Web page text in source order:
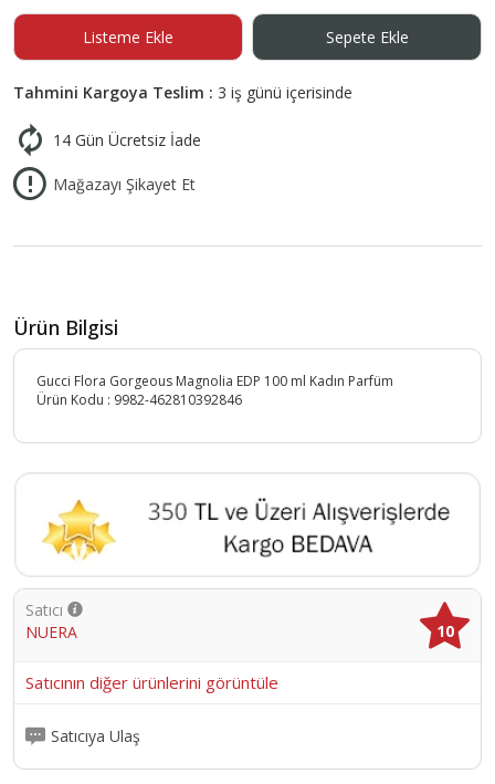
Listeme Ekle Sepete Ekle
Tahmini Kargoya Teslim : 3 iş günü içerisinde
14 Gün Ücretsiz İade
Mağazayı Şikayet Et
Ürün Bilgisi
Gucci Flora Gorgeous Magnolia EDP 100 ml Kadın Parfüm
Ürün Kodu : 9982-462810392846
Satıcı
NUERA
10
Satıcının diğer ürünlerini görüntüle
Satıcıya Ulaş